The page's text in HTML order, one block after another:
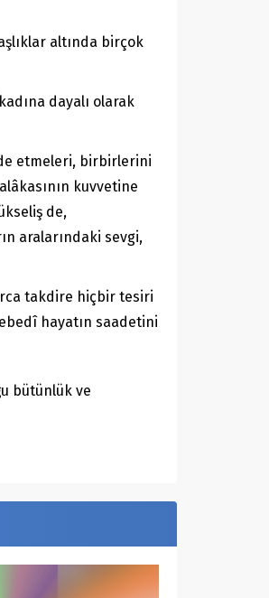
dayalı olarak
etmeleri, birbirlerini
kuvvetine
de,
aralarındaki sevgi,
takdire hiçbir tesiri
hayatın saadetini
bütünlük ve